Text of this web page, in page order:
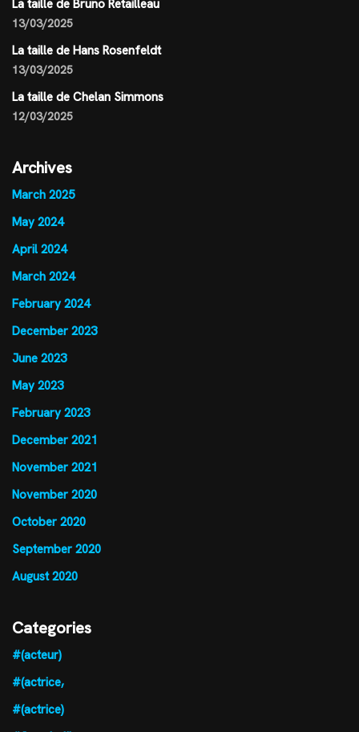
La taille de Bruno Retailleau
13/03/2025
La taille de Hans Rosenfeldt
13/03/2025
La taille de Chelan Simmons
12/03/2025
Archives
March 2025
May 2024
April 2024
March 2024
February 2024
December 2023
June 2023
May 2023
February 2023
December 2021
November 2021
November 2020
October 2020
September 2020
August 2020
Categories
#(acteur)
#(actrice,
#(actrice)